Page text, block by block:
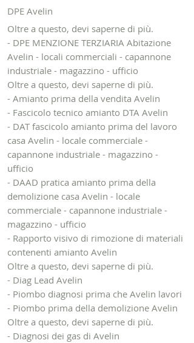
DPE Avelin
Oltre a questo, devi saperne di più.
- DPE MENZIONE TERZIARIA Abitazione
Avelin - locali commerciali - capannone
industriale - magazzino - ufficio
Oltre a questo, devi saperne di più.
- Amianto prima della vendita Avelin
- Fascicolo tecnico amianto DTA Avelin
- DAT fascicolo amianto prima del lavoro
casa Avelin - locale commerciale -
capannone industriale - magazzino -
ufficio
- DAAD pratica amianto prima della
demolizione casa Avelin - locale
commerciale - capannone industriale -
magazzino - ufficio
- Rapporto visivo di rimozione di materiali
contenenti amianto Avelin
Oltre a questo, devi saperne di più.
- Diag Lead Avelin
- Piombo diagnosi prima che Avelin lavori
- Piombo prima della demolizione Avelin
Oltre a questo, devi saperne di più.
- Diagnosi dei gas di Avelin